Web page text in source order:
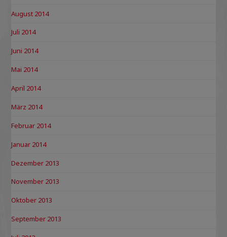
August 2014
Juli 2014
Juni 2014
Mai 2014
April 2014
März 2014
Februar 2014
Januar 2014
Dezember 2013
November 2013
Oktober 2013
September 2013